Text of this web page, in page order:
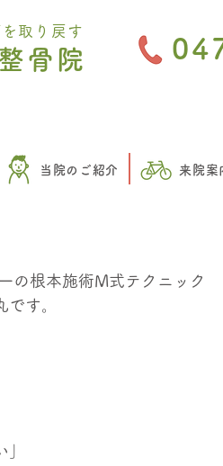
取り戻す
骨院
当院のご紹介 来院案
の根本施術M式テクニック
です。